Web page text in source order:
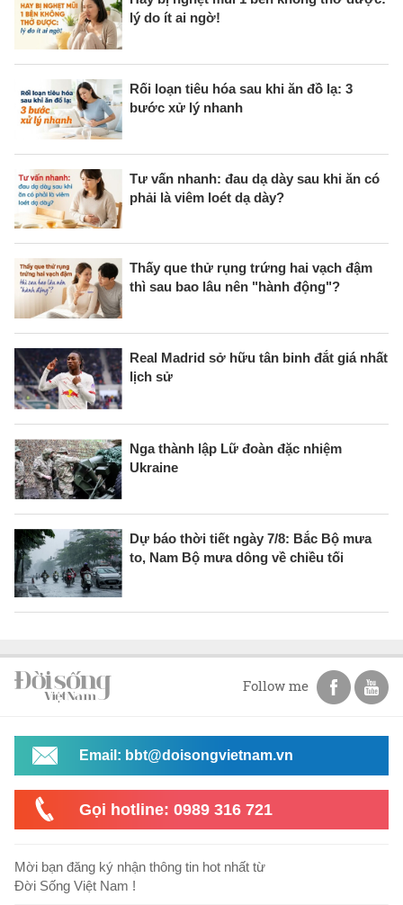
lý do ít ai ngờ!
Rối loạn tiêu hóa sau khi ăn đồ lạ: 3
bước xử lý nhanh
Tư vấn nhanh: đau dạ dày sau khi ăn có
phải là viêm loét dạ dày?
Thấy que thử rụng trứng hai vạch đậm
thì sau bao lâu nên "hành động"?
Real Madrid sở hữu tân binh đắt giá nhất
lịch sử
Nga thành lập Lữ đoàn đặc nhiệm
Ukraine
Dự báo thời tiết ngày 7/8: Bắc Bộ mưa
to, Nam Bộ mưa dông về chiều tối
Follow me
Email: bbt@doisongvietnam.vn
Gọi hotline: 0989 316 721
Mời bạn đăng ký nhận thông tin hot nhất từ
Đời Sống Việt Nam !